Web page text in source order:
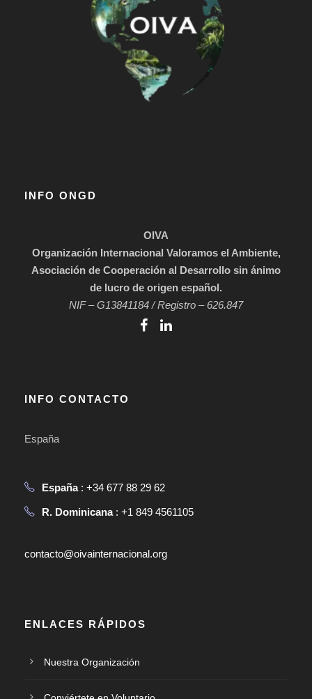
INFO ONGD
OIVA
Organización Internacional Valoramos el Ambiente,
Asociación de Cooperación al Desarrollo sin ánimo
de lucro de origen español.
NIF – G13841184 / Registro – 626.847
INFO CONTACTO
España
España: +34 677 88 29 62
R. Dominicana: +1 849 4561105
contacto@oivainternacional.org
ENLACES RÁPIDOS
Nuestra Organización